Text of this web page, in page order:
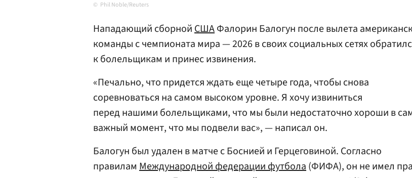
Phil Noble/Reuters
Нападающий сборнойСШАФалорин Балогун после вылета
команды с чемпионата мира — 2026 в своих социальных сетях
к болельщикам и принес извинения.
«Печально, что придется ждать еще четыре года, чтобы снова
соревноваться на самом высоком уровне. Я хочу извиниться
перед нашими болельщиками, что мы были недостаточно хороши в
важный момент, что мы подвели вас», — написал он.
Балогун был удален в матче с Боснией и Герцеговиной. Согласно
правилам Международной федерации футбола(ФИФА), он не имел